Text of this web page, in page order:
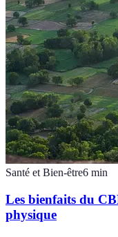
Santé et Bien-être6 min
Les bienfaits du
physique